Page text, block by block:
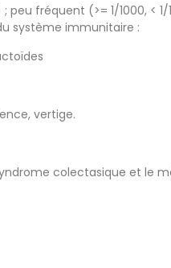
fréquent (>= 1/1000, < 1/
système immunitaire :
vertige.
colectasique et le